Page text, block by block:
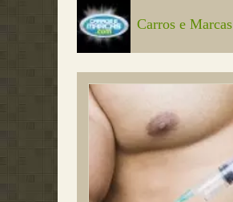
Carros e Marcas